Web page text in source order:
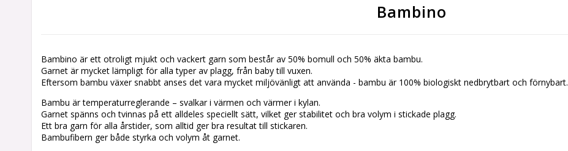
Bambino
Bambino är ett otroligt mjukt och vackert garn som består av 50% bomull och 50% äkta bambu.
Garnet är mycket lämpligt för alla typer av plagg, från baby till vuxen.
Eftersom bambu växer snabbt anses det vara mycket miljövänligt att använda - bambu är 100% biologiskt nedbrytbart och förnybart.
Bambu är temperaturreglerande – svalkar i värmen och värmer i kylan.
Garnet spänns och tvinnas på ett alldeles speciellt sätt, vilket ger stabilitet och bra volym i stickade plagg.
Ett bra garn för alla årstider, som alltid ger bra resultat till stickaren.
Bambufibern ger både styrka och volym åt garnet.